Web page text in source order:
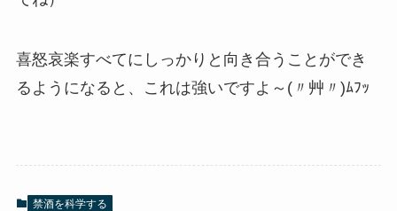
喜怒哀楽すべてにしっかりと向き合うことができ
るようになると、これは強いですよ～(〃艸〃)ﾑﾌｯ
禁酒を科学する